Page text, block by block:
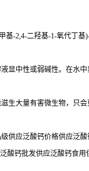
-2,4-二羟基-1-氧代丁基
显中性或弱碱性。在水
生大量有害微生物，只
供应泛酸钙价格供应泛
酸钙批发供应泛酸钙食